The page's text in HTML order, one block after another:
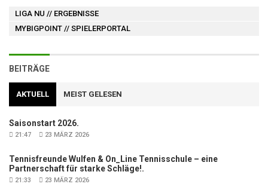
LIGA NU // ERGEBNISSE
MYBIGPOINT // SPIELERPORTAL
BEITRÄGE
AKTUELL MEIST GELESEN
Saisonstart 2026.
21:47 23 MÄRZ 2026
Tennisfreunde Wulfen & On_Line Tennisschule – eine
Partnerschaft für starke Schläge!.
21:33 23 MÄRZ 2026